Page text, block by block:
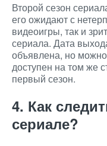
Второй сезон
его ожидают с
видеоигры, так и
сериала. Дата
объявлена, но
доступен на том же
первый сезон.
4. Как
сериале?